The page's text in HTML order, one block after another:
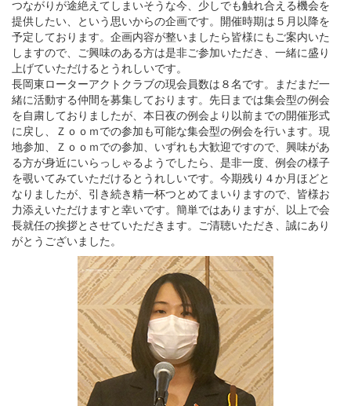
つながりが途絶えてしまいそうな今、少しでも触れ合える機会を
提供したい、という思いからの企画です。開催時期は５月以降を
予定しております。企画内容が整いましたら皆様にもご案内いた
しますので、ご興味のある方は是非ご参加いただき、一緒に盛り
上げていただけるとうれしいです。
長岡東ローターアクトクラブの現会員数は８名です。まだまだ一
緒に活動する仲間を募集しております。先日までは集会型の例会
を自粛しておりましたが、本日夜の例会より以前までの開催形式
に戻し、Ｚｏｏｍでの参加も可能な集会型の例会を行います。現
地参加、Ｚｏｏｍでの参加、いずれも大歓迎ですので、興味があ
る方が身近にいらっしゃるようでしたら、是非一度、例会の様子
を覗いてみていただけるとうれしいです。今期残り４か月ほどと
なりましたが、引き続き精一杯つとめてまいりますので、皆様お
力添えいただけますと幸いです。簡単ではありますが、以上で会
長就任の挨拶とさせていただきます。ご清聴いただき、誠にあり
がとうございました。